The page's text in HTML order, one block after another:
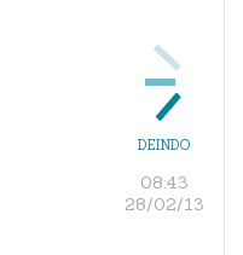
DEINDO
08:43
28/02/13